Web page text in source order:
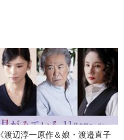
《渡辺淳一原作＆娘・渡邉直子